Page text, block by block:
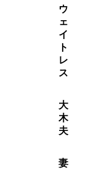
ウ
ェ
イ
ト
レ
ス
大
木
夫
妻